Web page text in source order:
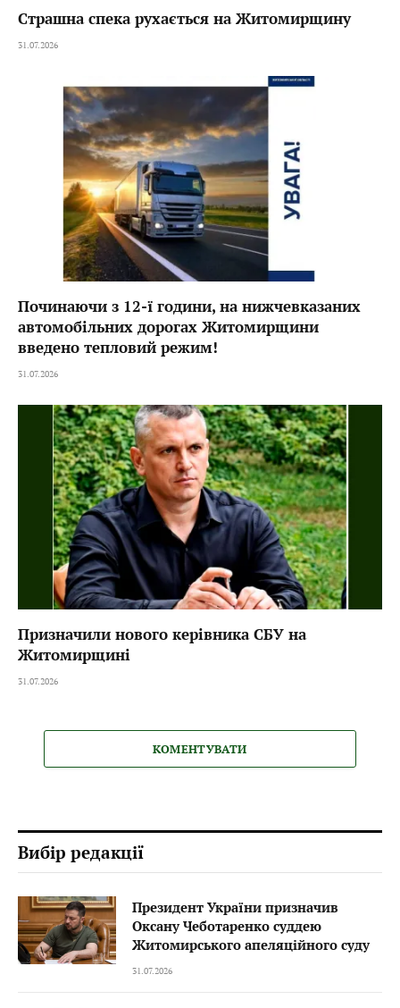
Страшна спека рухається на Житомирщину
31.07.2026
Починаючи з 12-ї години, на нижчевказаних
автомобільних дорогах Житомирщини
введено тепловий режим!
31.07.2026
Призначили нового керівника СБУ на
Житомирщині
31.07.2026
КОМЕНТУВАТИ
Вибір редакції
Президент України призначив
Оксану Чеботаренко суддею
Житомирського апеляційного суду
31.07.2026